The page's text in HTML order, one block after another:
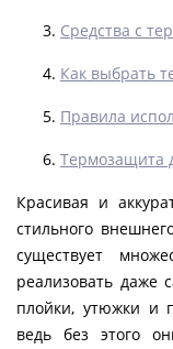
Средства с
Как выбрать
Правила
Термозащита
Красивая и
стильного
существует
реализовать
плойки, утюжки и
ведь без этого